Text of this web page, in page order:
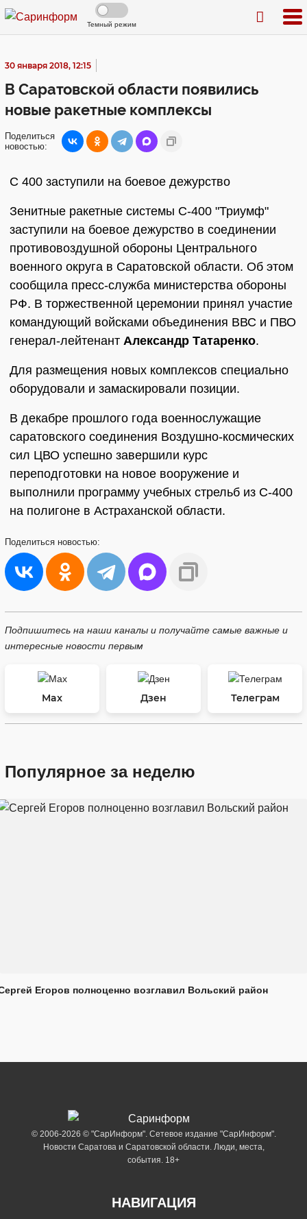
Темный режим
30 января 2018, 12:15
В Саратовской области появились
новые ракетные комплексы
Поделиться
новостью:
С 400 заступили на боевое дежурство
Зенитные ракетные системы С-400 "Триумф"
заступили на боевое дежурство в соединении
противовоздушной обороны Центрального
военного округа в Саратовской области. Об этом
сообщила пресс-служба министерства обороны
РФ. В торжественной церемонии принял участие
командующий войсками объединения ВВС и ПВО
генерал-лейтенант Александр Татаренко.
Для размещения новых комплексов специально
оборудовали и замаскировали позиции.
В декабре прошлого года военнослужащие
саратовского соединения Воздушно-космических
сил ЦВО успешно завершили курс
переподготовки на новое вооружение и
выполнили программу учебных стрельб из С-400
на полигоне в Астраханской области.
Поделиться новостью:
Подпишитесь на наши каналы и получайте самые важные и
интересные новости первым
Max Дзен Телеграм
Популярное за неделю
Егоров полноценно возглавил Вольский район
© 2006-2026 © "СарИнформ". Сетевое издание "СарИнформ".
Новости Саратова и Саратовской области. Люди, места,
события. 18+
НАВИГАЦИЯ